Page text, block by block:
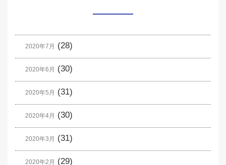
2020年7月 (28)
2020年6月 (30)
2020年5月 (31)
2020年4月 (30)
2020年3月 (31)
2020年2月 (29)